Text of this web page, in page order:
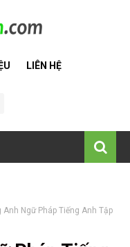
LIÊN HỆ
Anh Ngữ Pháp Tiếng Anh Tập